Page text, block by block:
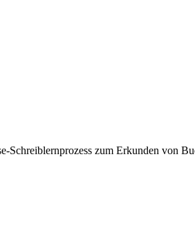
Schreiblernprozess zum Erkunden von